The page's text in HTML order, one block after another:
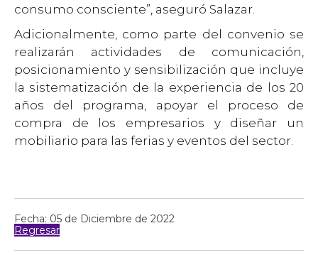
consumo consciente”, aseguró Salazar.
Adicionalmente, como parte del convenio se
realizarán actividades de comunicación,
posicionamiento y sensibilización que incluye
la sistematización de la experiencia de los 20
años del programa, apoyar el proceso de
compra de los empresarios y diseñar un
mobiliario para las ferias y eventos del sector.
Fecha: 05 de Diciembre de 2022
Regresar